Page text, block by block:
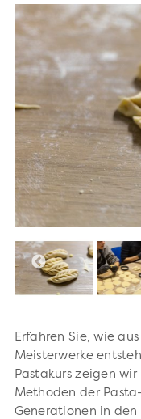
Erfahren Sie, wie
Meisterwerke
Pastakurs zeigen
Methoden der
Generationen in